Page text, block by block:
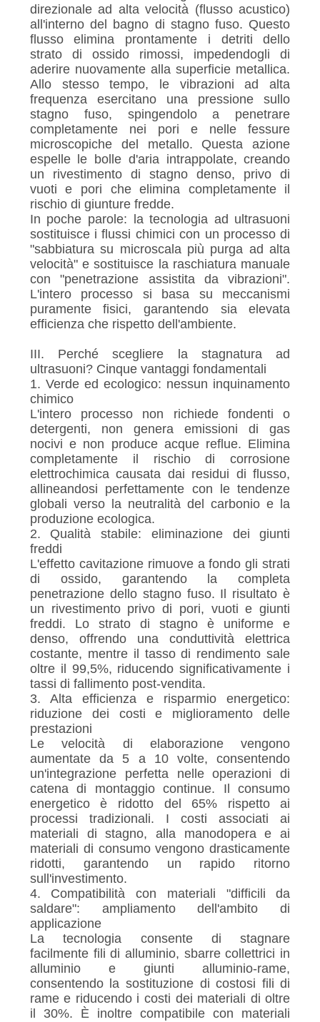
direzionale ad alta velocità (flusso acustico)
all'interno del bagno di stagno fuso. Questo
flusso elimina prontamente i detriti dello
strato di ossido rimossi, impedendogli di
aderire nuovamente alla superficie metallica.
Allo stesso tempo, le vibrazioni ad alta
frequenza esercitano una pressione sullo
stagno fuso, spingendolo a penetrare
completamente nei pori e nelle fessure
microscopiche del metallo. Questa azione
espelle le bolle d'aria intrappolate, creando
un rivestimento di stagno denso, privo di
vuoti e pori che elimina completamente il
rischio di giunture fredde.
In poche parole: la tecnologia ad ultrasuoni
sostituisce i flussi chimici con un processo di
"sabbiatura su microscala più purga ad alta
velocità" e sostituisce la raschiatura manuale
con "penetrazione assistita da vibrazioni".
L'intero processo si basa su meccanismi
puramente fisici, garantendo sia elevata
efficienza che rispetto dell'ambiente.
III. Perché scegliere la stagnatura ad
ultrasuoni? Cinque vantaggi fondamentali
1. Verde ed ecologico: nessun inquinamento
chimico
L'intero processo non richiede fondenti o
detergenti, non genera emissioni di gas
nocivi e non produce acque reflue. Elimina
completamente il rischio di corrosione
elettrochimica causata dai residui di flusso,
allineandosi perfettamente con le tendenze
globali verso la neutralità del carbonio e la
produzione ecologica.
2. Qualità stabile: eliminazione dei giunti
freddi
L'effetto cavitazione rimuove a fondo gli strati
di ossido, garantendo la completa
penetrazione dello stagno fuso. Il risultato è
un rivestimento privo di pori, vuoti e giunti
freddi. Lo strato di stagno è uniforme e
denso, offrendo una conduttività elettrica
costante, mentre il tasso di rendimento sale
oltre il 99,5%, riducendo significativamente i
tassi di fallimento post-vendita.
3. Alta efficienza e risparmio energetico:
riduzione dei costi e miglioramento delle
prestazioni
Le velocità di elaborazione vengono
aumentate da 5 a 10 volte, consentendo
un'integrazione perfetta nelle operazioni di
catena di montaggio continue. Il consumo
energetico è ridotto del 65% rispetto ai
processi tradizionali. I costi associati ai
materiali di stagno, alla manodopera e ai
materiali di consumo vengono drasticamente
ridotti, garantendo un rapido ritorno
sull'investimento.
4. Compatibilità con materiali "difficili da
saldare": ampliamento dell'ambito di
applicazione
La tecnologia consente di stagnare
facilmente fili di alluminio, sbarre collettrici in
alluminio e giunti alluminio-rame,
consentendo la sostituzione di costosi fili di
rame e riducendo i costi dei materiali di oltre
il 30%. È inoltre compatibile con materiali